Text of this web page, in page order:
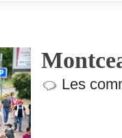
Les